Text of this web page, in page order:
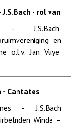
- rol van
o.l.v. Jan
- J.S.Bach
en
o.l.v. Jan Vuye
- Cantates
(FR)- J.S.Bach
Winde –